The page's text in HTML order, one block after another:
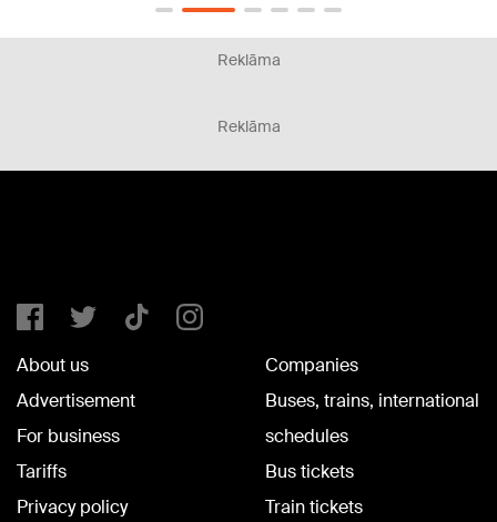
Reklāma
Reklāma
About us
Advertisement
For business
Tariffs
Privacy policy
Companies
Buses, trains, international
schedules
Bus tickets
Train tickets